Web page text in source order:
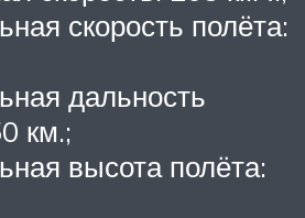
скорость полёта:
дальность
км.;
высота полёта: